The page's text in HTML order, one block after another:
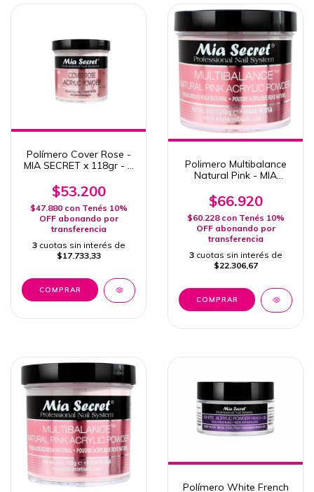
Polímero Cover Rose -
MIA SECRET x 118gr - 4
$53.200
$47.880 con Tenés 10%
OFF abonando por
transferencia
3 cuotas sin interés de
$17.733,33
Polimero Multibalance
Natural Pink - MIA
$66.920
$60.228 con Tenés 10%
OFF abonando por
transferencia
3 cuotas sin interés de
$22.306,67
Polímero White French